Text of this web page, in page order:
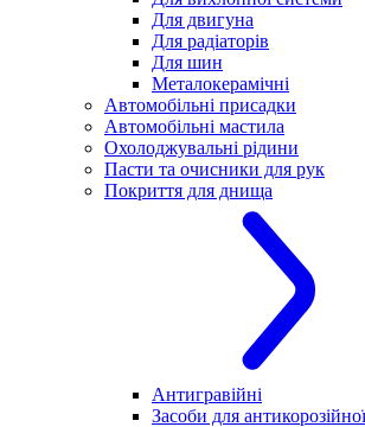
Для двигуна
Для радіаторів
Для шин
Металокерамічні
Автомобільні присадки
Автомобільні мастила
Охолоджувальні рідини
Пасти та очисники для рук
Покриття для днища
Антигравійні
Засоби для